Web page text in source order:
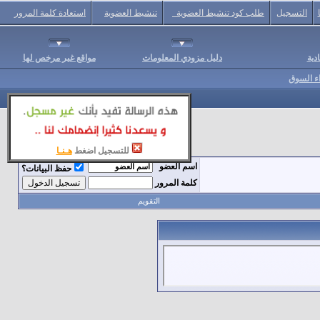
للتسجيل اضغط هـنـا
التسجيل طلب كود تنشيط العضوية تنشيط العضوية استعادة كلمة المرور
دليل مزودي المعلومات مواقع غير مرخص لها
السوق
اسم العضو
حفظ البيانات؟
كلمة المرور
التقويم